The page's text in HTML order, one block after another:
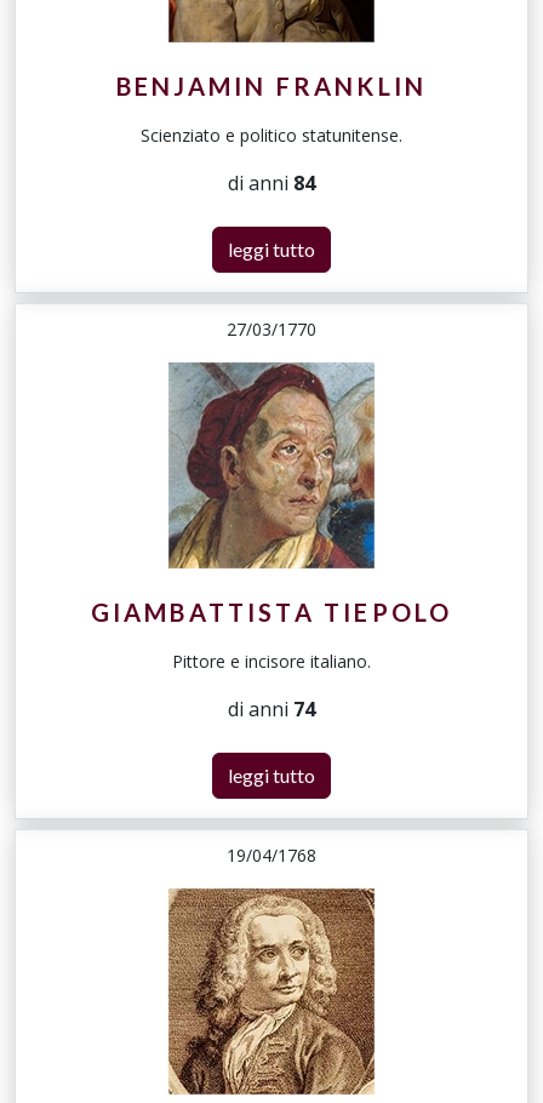
BENJAMIN FRANKLIN
Scienziato e politico statunitense.
di anni 84
leggi tutto
27/03/1770
GIAMBATTISTA TIEPOLO
Pittore e incisore italiano.
di anni 74
leggi tutto
19/04/1768